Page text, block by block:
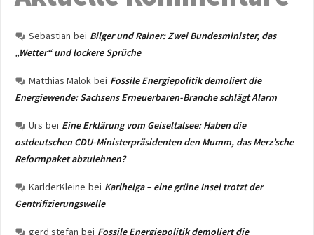
Sebastian bei Bilger und Rainer: Zwei Bundesminister, das
„Wetter“ und lockere Sprüche
Matthias Malok bei Fossile Energiepolitik demoliert die
Energiewende: Sachsens Erneuerbaren-Branche schlägt Alarm
Urs bei Eine Erklärung vom Geiseltalsee: Haben die
ostdeutschen CDU-Ministerpräsidenten den Mumm, das Merz’sche
Reformpaket abzulehnen?
KarlderKleine bei Karlhelga – eine grüne Insel trotzt der
Gentrifizierungswelle
gerd stefan bei Fossile Energiepolitik demoliert die